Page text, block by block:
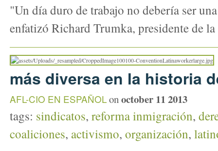
"Un día duro de trabajo no debería ser
enfatizó Richard Trumka, presidente de
más diversa en la historia
AFL-CIO EN ESPAÑOLonoctober 11 2013
tags: sindicatos, reforma inmigración,
coaliciones, activismo, organización,